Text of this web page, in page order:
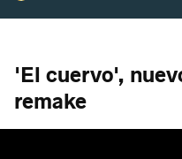
'El cuervo',
remake